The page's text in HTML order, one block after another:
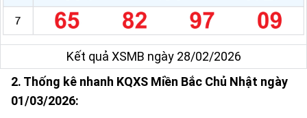
Kết quả XSMB ngày 28/02/2026
2. Thống kê nhanh KQXS Miền Bắc Chủ Nhật ngày
01/03/2026: